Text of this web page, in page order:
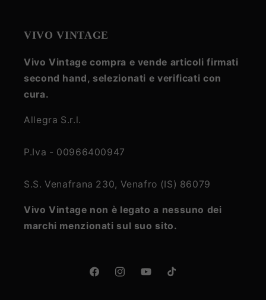
VIVO VINTAGE
Vivo Vintage compra e vende articoli firmati
second hand, selezionati e verificati con
cura.
Allegra S.r.l.
P.Iva - 00966400947
S.S. Venafrana 230, Venafro (IS) 86079
Vivo Vintage non è legato a nessuno dei
marchi menzionati sul suo sito.
FacebookInstagramYouTubeTikTok